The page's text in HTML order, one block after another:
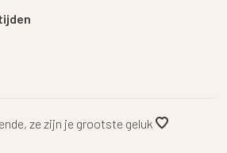
ze zijn je grootste geluk